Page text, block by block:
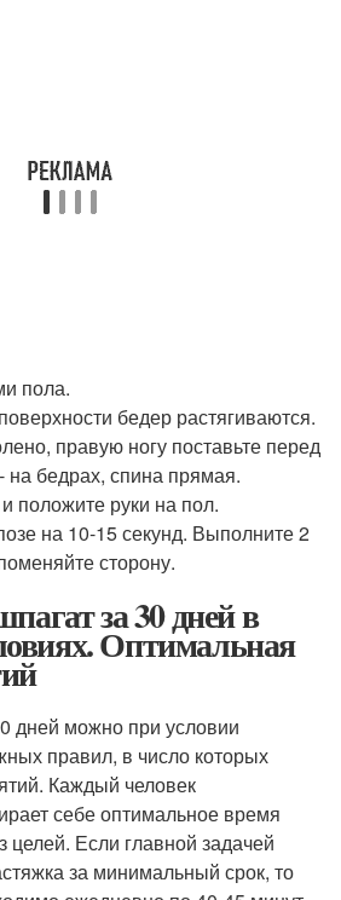
пола.
бедер растягиваются.
правую ногу поставьте перед
на бедрах, спина прямая.
положите руки на пол.
на 10-15 секунд. Выполните 2
сторону.
за 30 дней в
Оптимальная
дней можно при условии
правил, в число которых
Каждый человек
себе оптимальное время
целей. Если главной задачей
за минимальный срок, то